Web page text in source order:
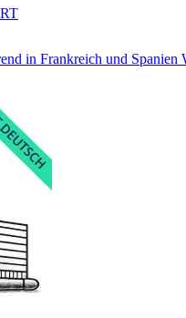
in Frankreich und Spanien